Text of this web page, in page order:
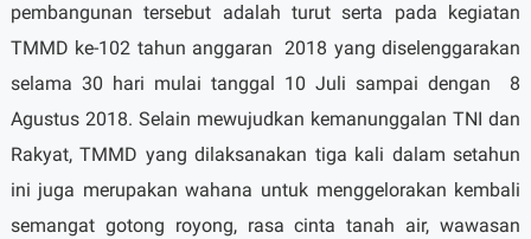
pembangunan tersebut adalah turut serta pada kegiatan
TMMD ke-102 tahun anggaran
2018 yang diselenggarakan
selama 30 hari mulai tanggal 10 Juli sampai dengan
8
Agustus 2018. Selain mewujudkan kemanunggalan TNI dan
Rakyat, TMMD yang dilaksanakan tiga kali dalam setahun
ini juga merupakan wahana untuk menggelorakan kembali
semangat gotong royong, rasa cinta tanah air, wawasan